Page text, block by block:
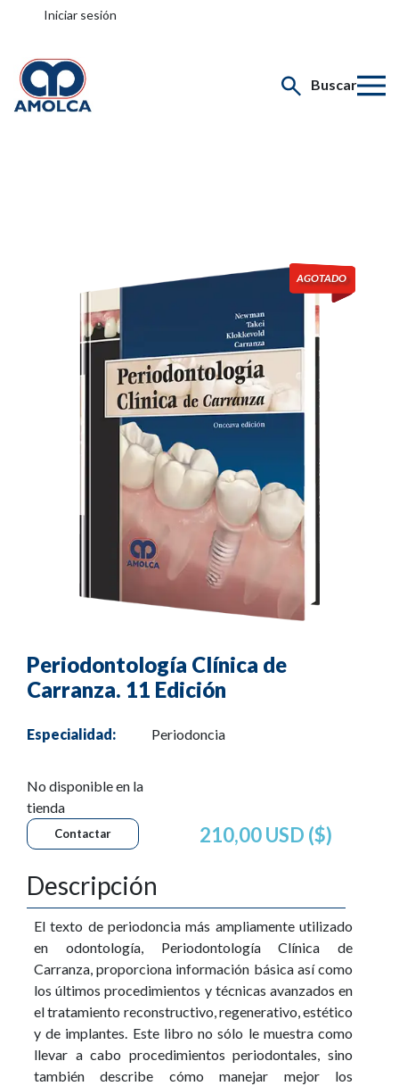
Iniciar sesión
Buscar
Periodontología Clínica de
Carranza. 11 Edición
Especialidad: Periodoncia
No disponible en la
tienda
Contactar 210,00 USD ($)
Descripción
El texto de periodoncia más ampliamente utilizado
en odontología, Periodontología Clínica de
Carranza, proporciona información básica así como
los últimos procedimientos y técnicas avanzados en
el tratamiento reconstructivo, regenerativo, estético
y de implantes. Este libro no sólo le muestra como
llevar a cabo procedimientos periodontales, sino
también describe cómo manejar mejor los